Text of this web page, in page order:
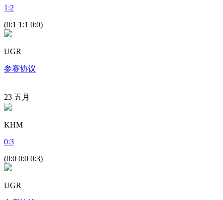
1 :2
(0:1 1:1 0:0)
UGR
参赛协议
23 五月
KHM
0:3
(0:0 0:0 0:3)
UGR